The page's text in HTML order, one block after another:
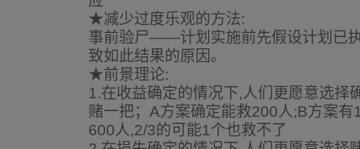
★减少过度乐观的方法:
事前验尸——计划实施前先假设计划已
致如此结果的原因。
★前景理论:
1.在收益确定的情况下,人们更愿意选择
赌一把；A方案确定能救200人;B方案有
600人,2/3的可能1个也救不了